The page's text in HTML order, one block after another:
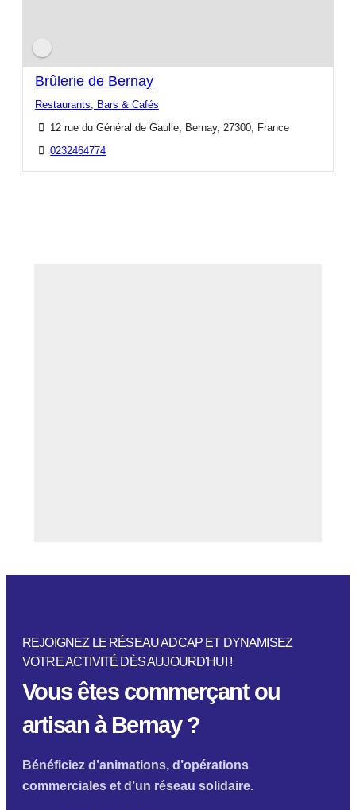
Brûlerie de Bernay
Restaurants, Bars & Cafés
12 rue du Général de Gaulle, Bernay, 27300, France
0232464774
REJOIGNEZ LE RÉSEAU ADCAP ET DYNAMISEZ
VOTRE ACTIVITÉ DÈS AUJOURD'HUI !
Vous êtes commerçant ou
artisan à Bernay ?
Bénéficiez d’animations, d’opérations
commerciales et d’un réseau solidaire.